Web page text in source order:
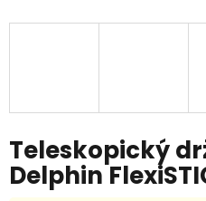
Teleskopický
Delphin